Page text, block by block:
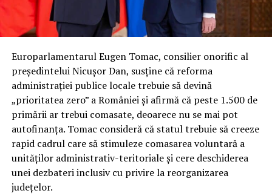
Europarlamentarul Eugen Tomac, consilier onorific al
președintelui Nicușor Dan, susține că reforma
administrației publice locale trebuie să devină
„prioritatea zero” a României și afirmă că peste 1.500 de
primării ar trebui comasate, deoarece nu se mai pot
autofinanța. Tomac consideră că statul trebuie să creeze
rapid cadrul care să stimuleze comasarea voluntară a
unităților administrativ-teritoriale și cere deschiderea
unei dezbateri inclusiv cu privire la reorganizarea
județelor.